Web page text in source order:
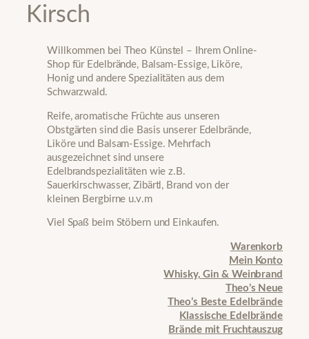
Kirsch
Willkommen bei Theo Künstel – Ihrem Online-
Shop für Edelbrände, Balsam-Essige, Liköre,
Honig und andere Spezialitäten aus dem
Schwarzwald.
Reife, aromatische Früchte aus unseren
Obstgärten sind die Basis unserer Edelbrände,
Liköre und Balsam-Essige. Mehrfach
ausgezeichnet sind unsere
Edelbrandspezialitäten wie z.B.
Sauerkirschwasser, Zibärtl, Brand von der
kleinen Bergbirne u.v.m
Viel Spaß beim Stöbern und Einkaufen.
Warenkorb
Mein Konto
Whisky, Gin & Weinbrand
Theo’s Neue
Theo’s Beste Edelbrände
Klassische Edelbrände
Brände mit Fruchtauszug